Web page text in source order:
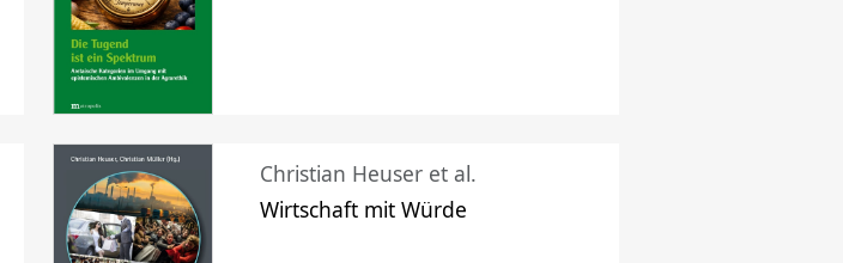
Christian Heuser et al.
Wirtschaft mit Würde